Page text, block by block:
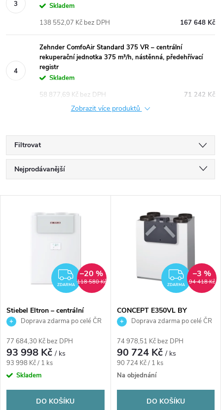
Skladem
167 648 Kč
138 552,07 Kč bez DPH
Zehnder ComfoAir Standard 375 VR – centrální
rekuperační jednotka 375 m³/h, nástěnná, předehřívací
registr
Skladem
71 242 Kč
58 877,69 Kč bez DPH
Zobrazit více produktů
Filtrovat
Ř
a
p
r
o
d
Nejprodávanější
s
p
r
o
ZDARMA
ZDARMA 118 580 Kč
–20 %
Stiebel Eltron – centrální
rekuperační jednotka 400
Doprava zdarma po celé ČR
77 684,30 Kč bez DPH
93 998 Kč/ ks
Měrná
cena:
93 998 Kč / 1 ks
Skladem
DO KOŠÍKU
ZDARMA 94 418 Kč
–3 %
CONCEPT E350VL BY
ZEHNDER větrací jednotka
předehřívací registr, levá,
nástěnná
Doprava zdarma po celé ČR
74 978,51 Kč bez DPH
90 724 Kč/ ks
Měrná
cena:
90 724 Kč / 1 ks
Na objednání
DO KOŠÍKU